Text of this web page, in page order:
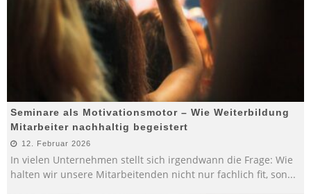
Seminare als Motivationsmotor – Wie Weiterbildung
Mitarbeiter nachhaltig begeistert
12. Februar 2026
In vielen Unternehmen stellt sich irgendwann die Frage: Wie
halten wir unsere Mitarbeitenden nicht nur fachlich fit, son...